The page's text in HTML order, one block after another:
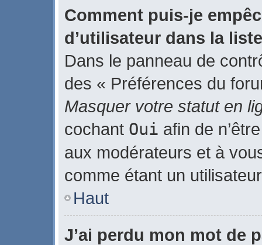
Comment puis-je
d’utilisateur dans la
Dans le panneau de
des « Préférences du
Masquer votre statut en
cochant Oui afin de
aux modérateurs et à
comme étant un
Haut
J’ai perdu mon mot de